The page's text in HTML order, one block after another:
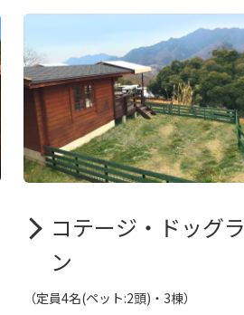
コテージ・ドッグラ
ン
（定員4名(ペット:2頭)・3棟）